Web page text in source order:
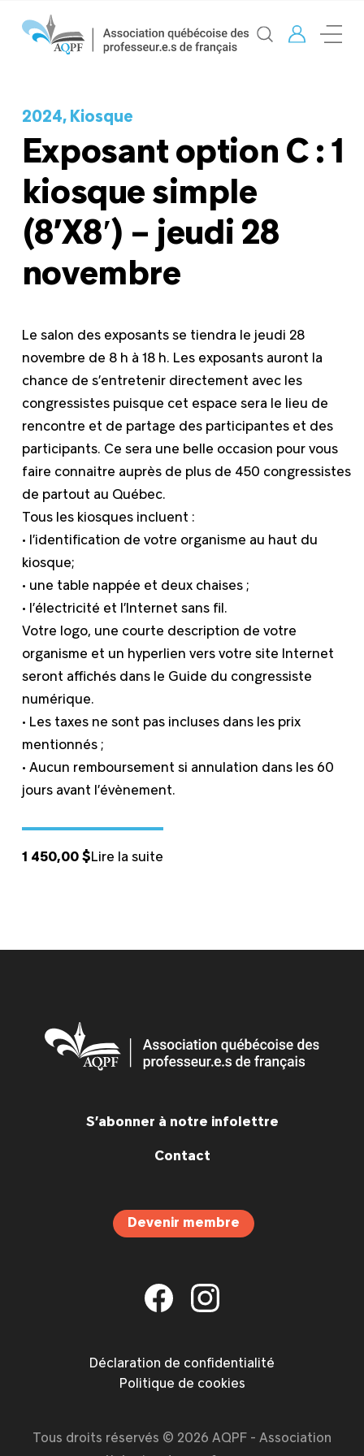
2024, Kiosque
Exposant option C : 1
kiosque simple
(8’X8′) – jeudi 28
novembre
Le salon des exposants se tiendra le jeudi 28
novembre de 8 h à 18 h. Les exposants auront la
chance de s’entretenir directement avec les
congressistes puisque cet espace sera le lieu de
rencontre et de partage des participantes et des
participants. Ce sera une belle occasion pour vous
faire connaitre auprès de plus de 450 congressistes
de partout au Québec.
Tous les kiosques incluent :
• l’identification de votre organisme au haut du
kiosque;
• une table nappée et deux chaises ;
• l’électricité et l’Internet sans fil.
Votre logo, une courte description de votre
organisme et un hyperlien vers votre site Internet
seront affichés dans le Guide du congressiste
numérique.
• Les taxes ne sont pas incluses dans les prix
mentionnés ;
• Aucun remboursement si annulation dans les 60
jours avant l’évènement.
1 450,00 $Lire la suite
S’abonner à notre infolettre
Contact
Devenir membre
Déclaration de confidentialité
Politique de cookies
Tous droits réservés © 2026 AQPF - Association